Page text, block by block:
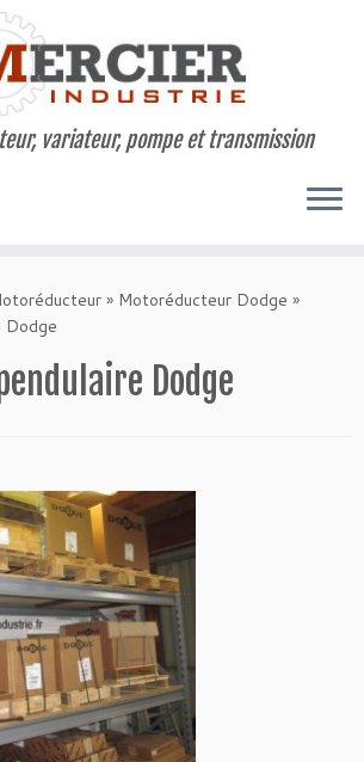
variateur, pompe et transmission
» Motoréducteur Dodge »
Dodge
Dodge